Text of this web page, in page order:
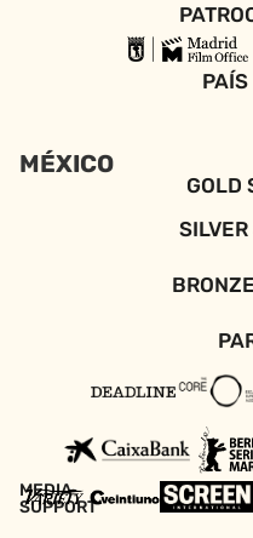
PAÍS
MÉXICO
GOLD
MEDIA
SUPPORT